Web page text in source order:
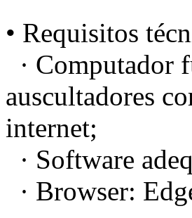
• Requisitos
· Computador
auscultadores
internet;
· Software
· Browser: